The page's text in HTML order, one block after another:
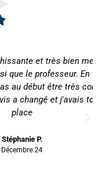
Noté
sur
5
bien menée par
En tant que
très concernée
et j'avais toute ma